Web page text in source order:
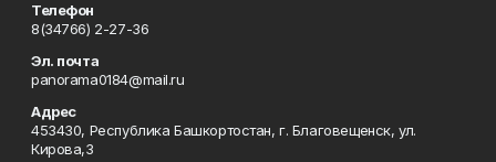
Телефон
8(34766) 2-27-36
Эл. почта
panorama0184@mail.ru
Адрес
453430, Республика Башкортостан, г. Благовещенск, ул.
Кирова,3